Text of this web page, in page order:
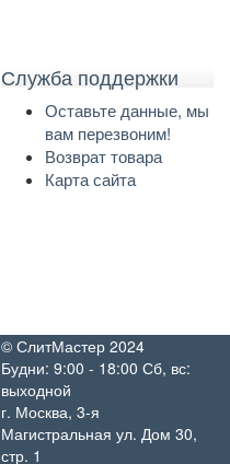
Служба поддержки
Оставьте данные, мы
вам перезвоним!
Возврат товара
Карта сайта
© СлитМастер 2024
Будни: 9:00 - 18:00 Сб, вс:
выходной
г. Москва, 3-я
Магистральная ул. Дом 30,
стр. 1